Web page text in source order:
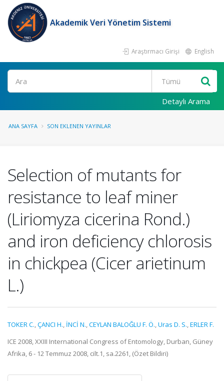
Akademik Veri Yönetim Sistemi
Araştırmacı Girişi English
Ara
Detaylı Arama
ANA SAYFA SON EKLENEN YAYINLAR
Selection of mutants for
resistance to leaf miner
(Liriomyza cicerina Rond.)
and iron deficiency chlorosis
in chickpea (Cicer arietinum
L.)
TOKER C.,ÇANCI H., İNCİ N.,CEYLAN BALOĞLU F. Ö.,Uras D. S.,ERLER F.
ICE 2008, XXIII International Congress of Entomology, Durban, Güney
Afrika, 6 - 12 Temmuz 2008, cilt.1, sa.2261, (Özet Bildiri)